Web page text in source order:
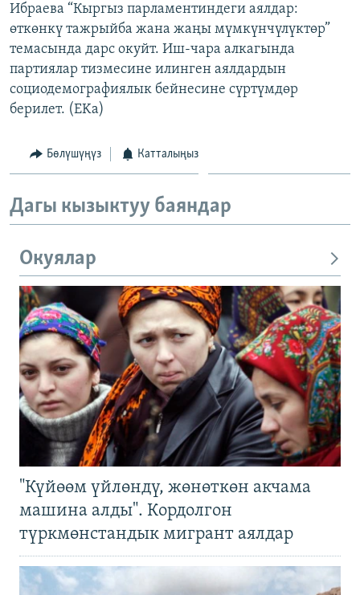
АЗАТТЫК+
ЫҢГАЙСЫЗ СУРООЛОР
ЭЕ/АРнун бардык сайттары
Ибраева “Кыргыз парламентиндеги аялдар:
өткөнкү тажрыйба жана жаңы мүмкүнчүлүктөр”
темасында дарс окуйт. Иш-чара алкагында
партиялар тизмесине илинген аялдардын
социодемографиялык бейнесине сүртүмдөр
берилет. (EKa)
Бөлүшүңүз Катталыңыз
Дагы кызыктуу баяндар
Окуялар
"Күйөөм үйлөндү, жөнөткөн акчама
машина алды". Кордолгон
түркмөнстандык мигрант аялдар